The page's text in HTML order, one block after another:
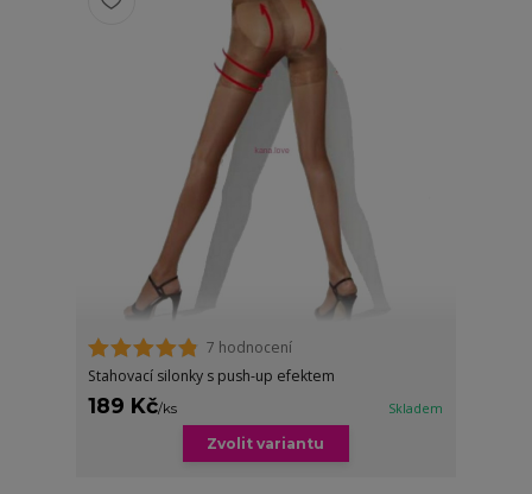
7 hodnocení
Stahovací silonky s push-up efektem
189 Kč/ks Skladem
Zvolit variantu